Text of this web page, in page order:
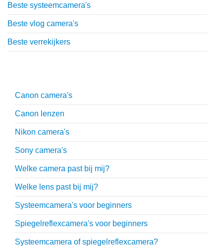
Beste systeemcamera's
Beste vlog camera's
Beste verrekijkers
Canon camera's
Canon lenzen
Nikon camera's
Sony camera's
Welke camera past bij mij?
Welke lens past bij mij?
Systeemcamera's voor beginners
Spiegelreflexcamera's voor beginners
Systeemcamera of spiegelreflexcamera?